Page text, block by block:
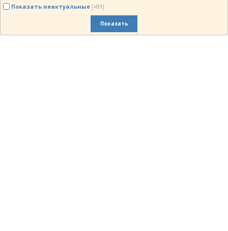
Показать неактуальные [+89]
Показать